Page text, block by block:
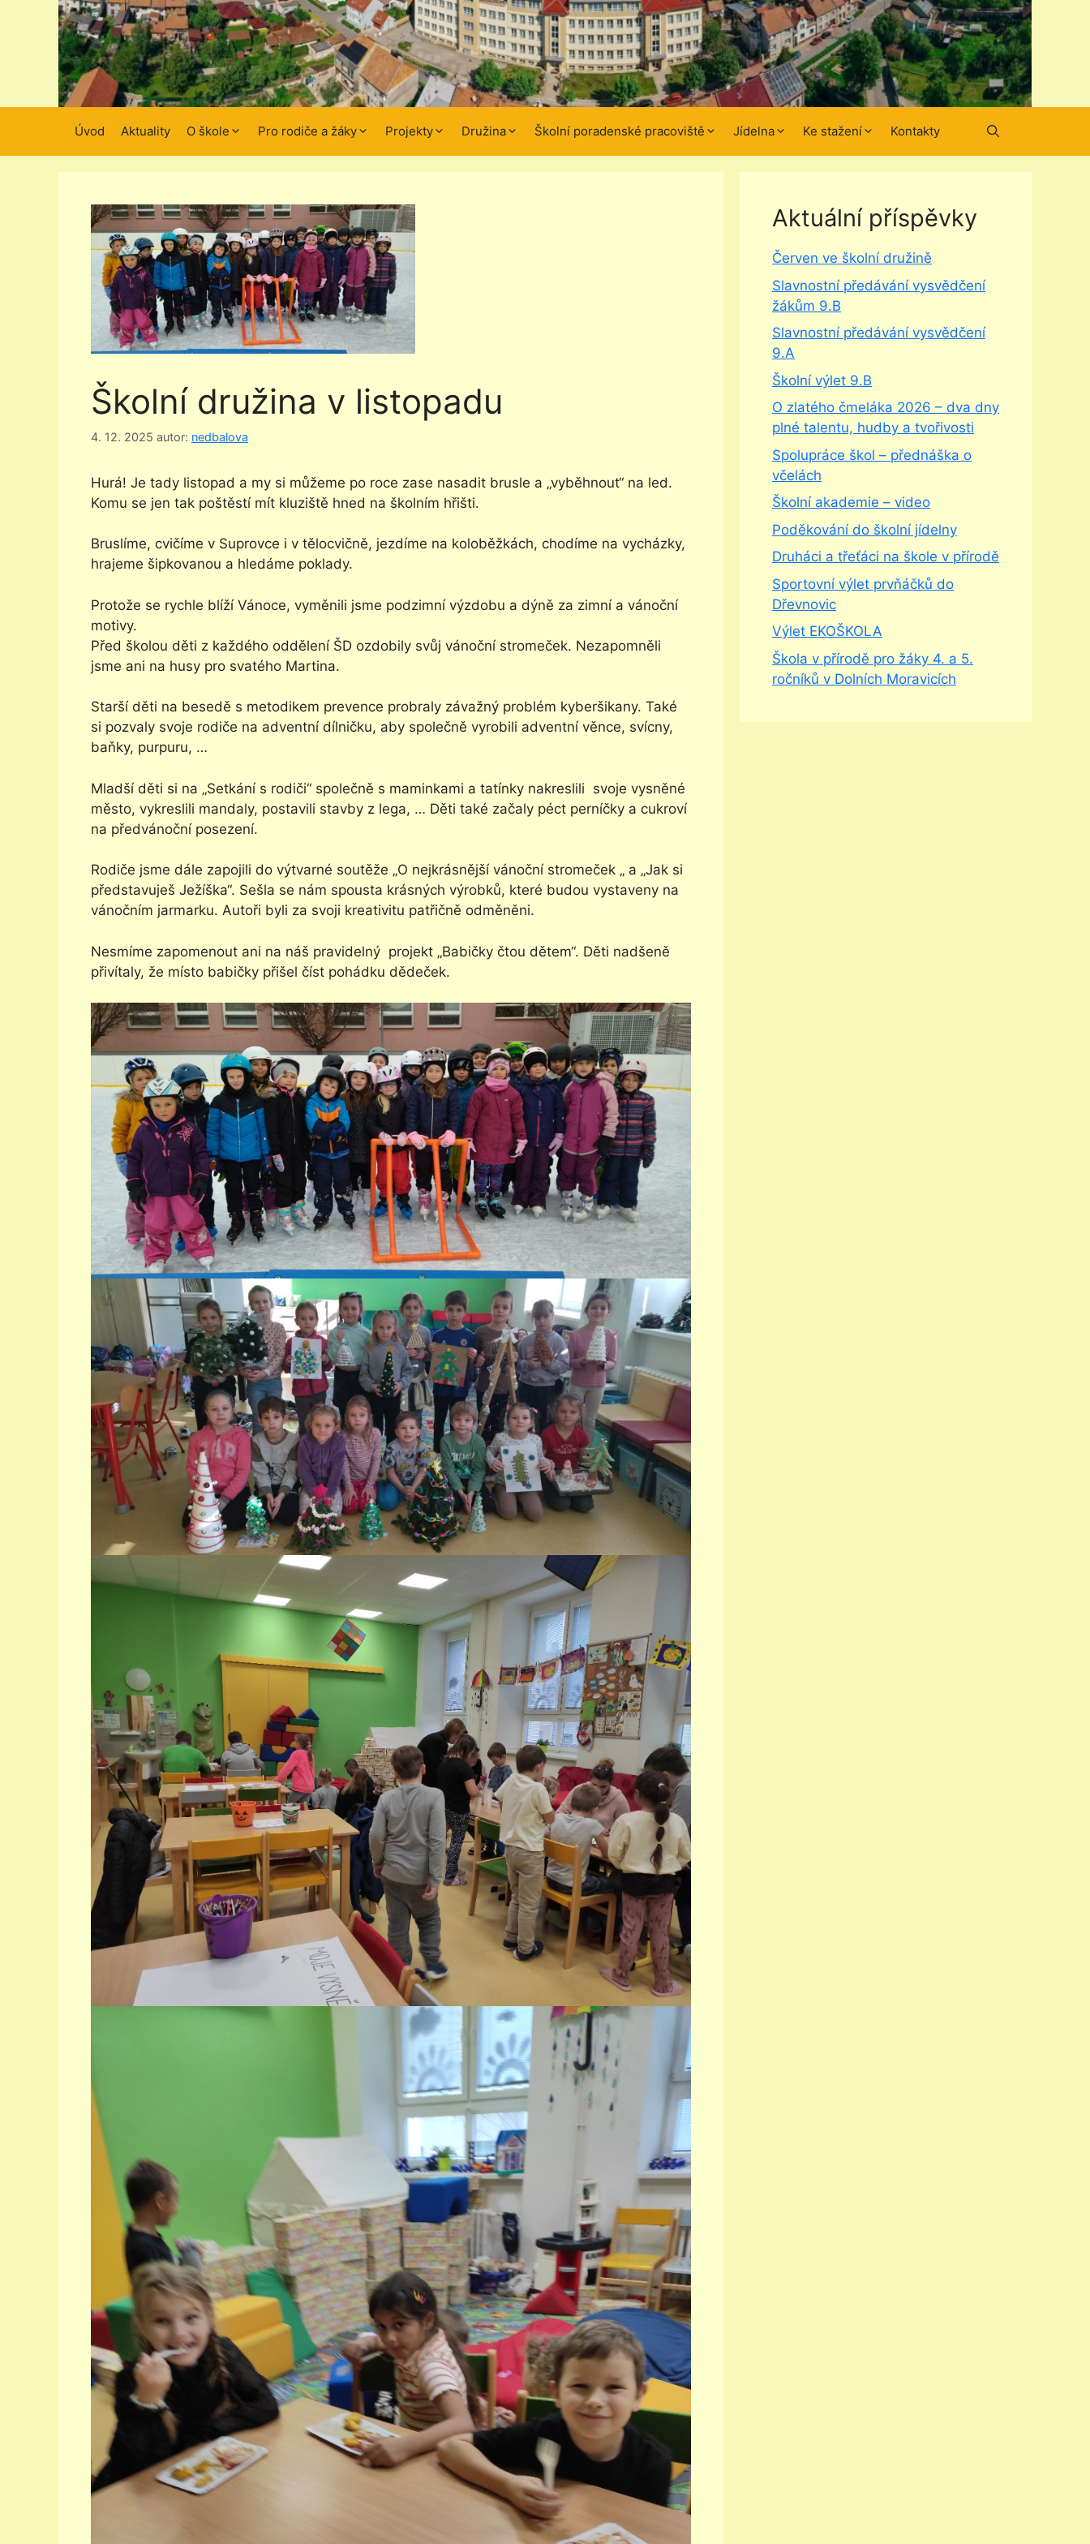
Úvod Aktuality O škole Pro rodiče a žáky Projekty Družina Školní poradenské pracoviště Jídelna Ke stažení Kontakty
Školní družina v listopadu
4. 12. 2025 autor: nedbalova
Hurá! Je tady listopad a my si můžeme po roce zase nasadit brusle a „vyběhnout“ na led.
Komu se jen tak poštěstí mít kluziště hned na školním hřišti.
Bruslíme, cvičíme v Suprovce i v tělocvičně, jezdíme na koloběžkách, chodíme na vycházky,
hrajeme šipkovanou a hledáme poklady.
Protože se rychle blíží Vánoce, vyměnili jsme podzimní výzdobu a dýně za zimní a vánoční
motivy.
Před školou děti z každého oddělení ŠD ozdobily svůj vánoční stromeček. Nezapomněli
jsme ani na husy pro svatého Martina.
Starší děti na besedě s metodikem prevence probraly závažný problém kyberšikany. Také
si pozvaly svoje rodiče na adventní dílničku, aby společně vyrobili adventní věnce, svícny,
baňky, purpuru, …
Mladší děti si na „Setkání s rodiči“ společně s maminkami a tatínky nakreslili svoje vysněné
město, vykreslili mandaly, postavili stavby z lega, … Děti také začaly péct perníčky a cukroví
na předvánoční posezení.
Rodiče jsme dále zapojili do výtvarné soutěže „O nejkrásnější vánoční stromeček „ a „Jak si
představuješ Ježíška“. Sešla se nám spousta krásných výrobků, které budou vystaveny na
vánočním jarmarku. Autoři byli za svoji kreativitu patřičně odměněni.
Nesmíme zapomenout ani na náš pravidelný projekt „Babičky čtou dětem“. Děti nadšeně
přivítaly, že místo babičky přišel číst pohádku dědeček.
Aktuální příspěvky
Červen ve školní družině
Slavnostní předávání vysvědčení
žákům 9.B
Slavnostní předávání vysvědčení
9.A
Školní výlet 9.B
O zlatého čmeláka 2026 – dva dny
plné talentu, hudby a tvořivosti
Spolupráce škol – přednáška o
včelách
Školní akademie – video
Poděkování do školní jídelny
Druháci a třeťáci na škole v přírodě
Sportovní výlet prvňáčků do
Dřevnovic
Výlet EKOŠKOLA
Škola v přírodě pro žáky 4. a 5.
ročníků v Dolních Moravicích